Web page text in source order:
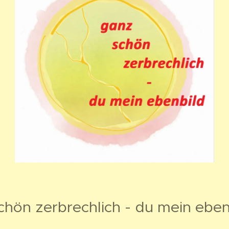
zerbrechlich - du mein